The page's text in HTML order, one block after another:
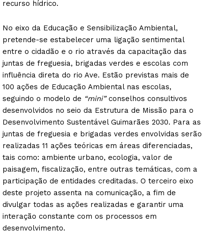
recurso hídrico.
No eixo da Educação e Sensibilização Ambiental,
pretende-se estabelecer uma ligação sentimental
entre o cidadão e o rio através da capacitação das
juntas de freguesia, brigadas verdes e escolas com
influência direta do rio Ave. Estão previstas mais de
100 ações de Educação Ambiental nas escolas,
seguindo o modelo de “mini”conselhos consultivos
desenvolvidos no seio da Estrutura de Missão para o
Desenvolvimento Sustentável Guimarães 2030. Para as
juntas de freguesia e brigadas verdes envolvidas serão
realizadas 11 ações teóricas em áreas diferenciadas,
tais como: ambiente urbano, ecologia, valor de
paisagem, fiscalização, entre outras temáticas, com a
participação de entidades creditadas. O terceiro eixo
deste projeto assenta na comunicação, a fim de
divulgar todas as ações realizadas e garantir uma
interação constante com os processos em
desenvolvimento.